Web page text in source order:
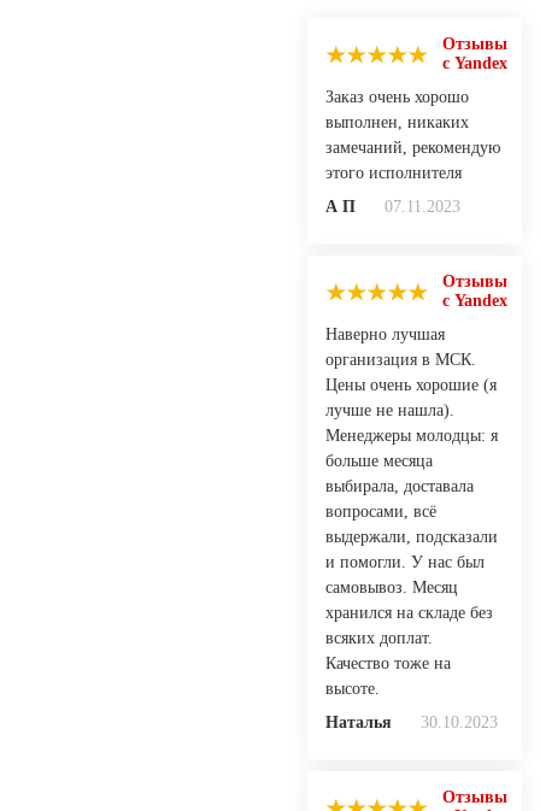
Отзывы
с Yandex
Заказ очень хорошо
выполнен, никаких
замечаний, рекомендую
этого исполнителя
А П
07.11.2023
Отзывы
с Yandex
Наверно лучшая
организация в МСК.
Цены очень хорошие (я
лучше не нашла).
Менеджеры молодцы: я
больше месяца
выбирала, доставала
вопросами, всё
выдержали, подсказали
и помогли. У нас был
самовывоз. Месяц
хранился на складе без
всяких доплат.
Качество тоже на
высоте.
Наталья
30.10.2023
Отзывы